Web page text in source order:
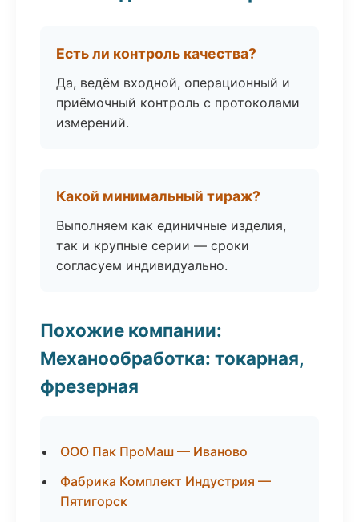
Есть ли контроль качества?
Да, ведём входной, операционный и
приёмочный контроль с протоколами
измерений.
Какой минимальный тираж?
Выполняем как единичные изделия,
так и крупные серии — сроки
согласуем индивидуально.
Похожие компании:
Механообработка: токарная,
фрезерная
ООО Пак ПроМаш — Иваново
Фабрика Комплект Индустрия —
Пятигорск